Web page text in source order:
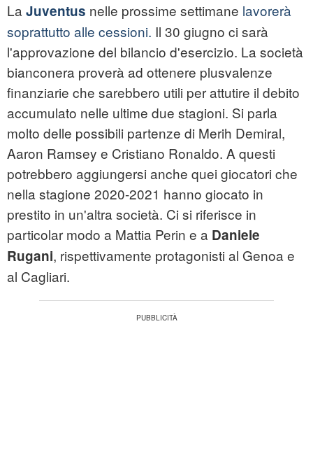
La Juventus nelle prossime settimane lavorerà
soprattutto alle cessioni. Il 30 giugno ci sarà
l'approvazione del bilancio d'esercizio. La società
bianconera proverà ad ottenere plusvalenze
finanziarie che sarebbero utili per attutire il debito
accumulato nelle ultime due stagioni. Si parla
molto delle possibili partenze di Merih Demiral,
Aaron Ramsey e Cristiano Ronaldo. A questi
potrebbero aggiungersi anche quei giocatori che
nella stagione 2020-2021 hanno giocato in
prestito in un'altra società. Ci si riferisce in
particolar modo a Mattia Perin e a Daniele
Rugani, rispettivamente protagonisti al Genoa e
al Cagliari.